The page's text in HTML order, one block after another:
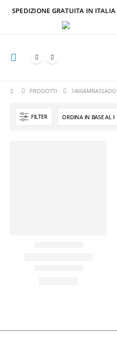
SPEDIZIONE GRATUITA IN
PRODOTTI
FILTER